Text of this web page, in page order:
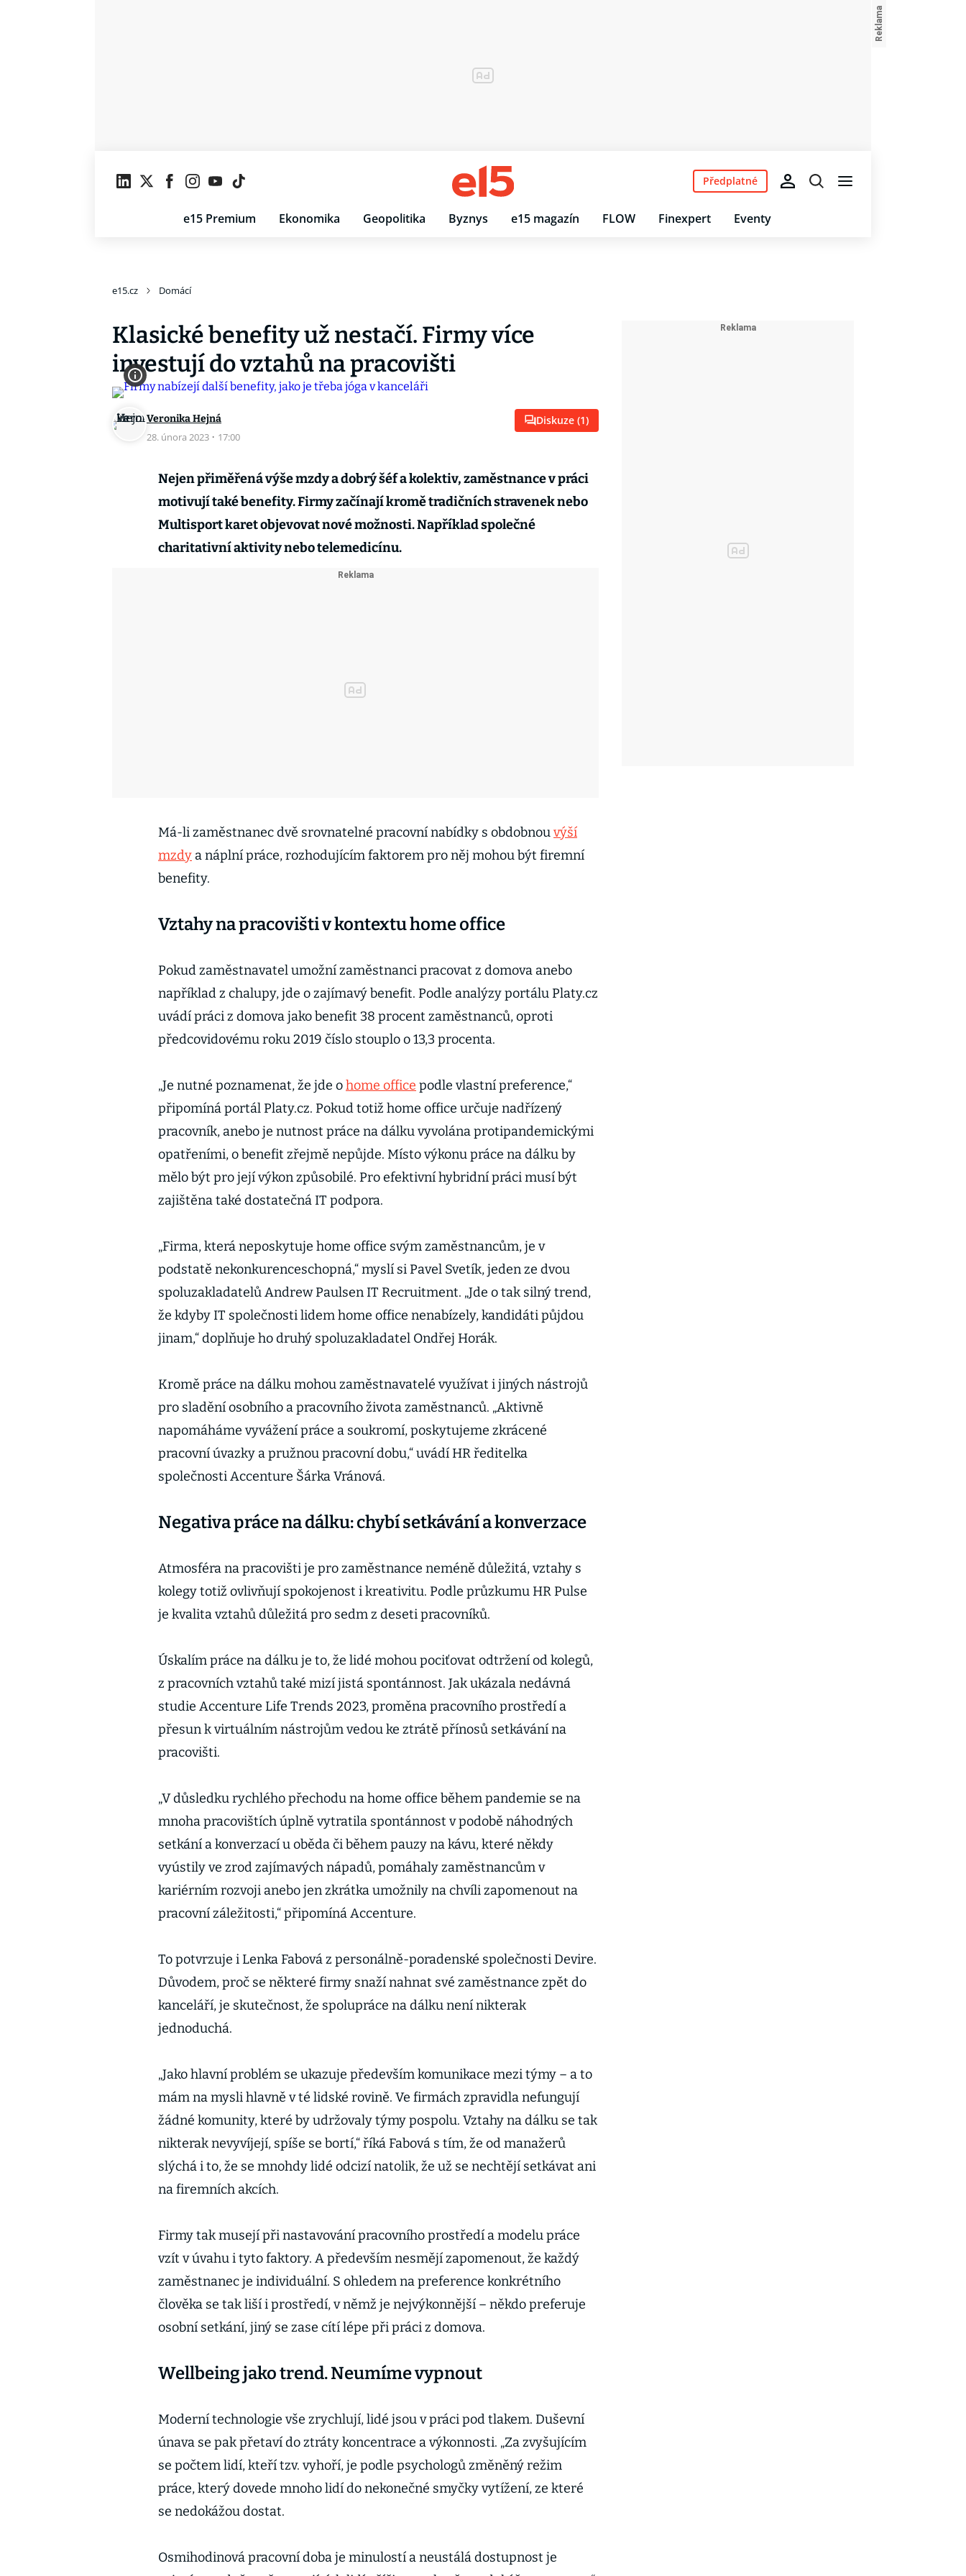
e15 Premium Ekonomika Geopolitika Byznys e15 magazín FLOW Finexpert Eventy
Předplatné
e15.cz Domácí
Klasické benefity už nestačí. Firmy více
investují do vztahů na pracovišti
Veronika Hejná
28. února 2023 · 17:00
Diskuze (1)
Nejen přiměřená výše mzdy a dobrý šéf a kolektiv, zaměstnance v práci
motivují také benefity. Firmy začínají kromě tradičních stravenek nebo
Multisport karet objevovat nové možnosti. Například společné
charitativní aktivity nebo telemedicínu.
Má-li zaměstnanec dvě srovnatelné pracovní nabídky s obdobnouvýší
mzdy a náplní práce, rozhodujícím faktorem pro něj mohou být firemní
benefity.
Vztahy na pracovišti v kontextu home office
Pokud zaměstnavatel umožní zaměstnanci pracovat z domova anebo
například z chalupy, jde o zajímavý benefit. Podle analýzy portálu Platy.cz
uvádí práci z domova jako benefit 38 procent zaměstnanců, oproti
předcovidovému roku 2019 číslo stouplo o 13,3 procenta.
„Je nutné poznamenat, že jde ohome office podle vlastní preference,“
připomíná portál Platy.cz. Pokud totiž home office určuje nadřízený
pracovník, anebo je nutnost práce na dálku vyvolána protipandemickými
opatřeními, o benefit zřejmě nepůjde. Místo výkonu práce na dálku by
mělo být pro její výkon způsobilé. Pro efektivní hybridní práci musí být
zajištěna také dostatečná IT podpora.
„Firma, která neposkytuje home office svým zaměstnancům, je v
podstatě nekonkurenceschopná,“ myslí si Pavel Svetík, jeden ze dvou
spoluzakladatelů Andrew Paulsen IT Recruitment. „Jde o tak silný trend,
že kdyby IT společnosti lidem home office nenabízely, kandidáti půjdou
jinam,“ doplňuje ho druhý spoluzakladatel Ondřej Horák.
Kromě práce na dálku mohou zaměstnavatelé využívat i jiných nástrojů
pro sladění osobního a pracovního života zaměstnanců. „Aktivně
napomáháme vyvážení práce a soukromí, poskytujeme zkrácené
pracovní úvazky a pružnou pracovní dobu,“ uvádí HR ředitelka
společnosti Accenture Šárka Vránová.
Negativa práce na dálku: chybí setkávání a konverzace
Atmosféra na pracovišti je pro zaměstnance neméně důležitá, vztahy s
kolegy totiž ovlivňují spokojenost i kreativitu. Podle průzkumu HR Pulse
je kvalita vztahů důležitá pro sedm z deseti pracovníků.
Úskalím práce na dálku je to, že lidé mohou pociťovat odtržení od kolegů,
z pracovních vztahů také mizí jistá spontánnost. Jak ukázala nedávná
studie Accenture Life Trends 2023, proměna pracovního prostředí a
přesun k virtuálním nástrojům vedou ke ztrátě přínosů setkávání na
pracovišti.
„V důsledku rychlého přechodu na home office během pandemie se na
mnoha pracovištích úplně vytratila spontánnost v podobě náhodných
setkání a konverzací u oběda či během pauzy na kávu, které někdy
vyústily ve zrod zajímavých nápadů, pomáhaly zaměstnancům v
kariérním rozvoji anebo jen zkrátka umožnily na chvíli zapomenout na
pracovní záležitosti,“ připomíná Accenture.
To potvrzuje i Lenka Fabová z personálně-poradenské společnosti Devire.
Důvodem, proč se některé firmy snaží nahnat své zaměstnance zpět do
kanceláří, je skutečnost, že spolupráce na dálku není nikterak
jednoduchá.
„Jako hlavní problém se ukazuje především komunikace mezi týmy – a to
mám na mysli hlavně v té lidské rovině. Ve firmách zpravidla nefungují
žádné komunity, které by udržovaly týmy pospolu. Vztahy na dálku se tak
nikterak nevyvíjejí, spíše se bortí,“ říká Fabová s tím, že od manažerů
slýchá i to, že se mnohdy lidé odcizí natolik, že už se nechtějí setkávat ani
na firemních akcích.
Firmy tak musejí při nastavování pracovního prostředí a modelu práce
vzít v úvahu i tyto faktory. A především nesmějí zapomenout, že každý
zaměstnanec je individuální. S ohledem na preference konkrétního
člověka se tak liší i prostředí, v němž je nejvýkonnější – někdo preferuje
osobní setkání, jiný se zase cítí lépe při práci z domova.
Wellbeing jako trend. Neumíme vypnout
Moderní technologie vše zrychlují, lidé jsou v práci pod tlakem. Duševní
únava se pak přetaví do ztráty koncentrace a výkonnosti. „Za zvyšujícím
se počtem lidí, kteří tzv. vyhoří, je podle psychologů změněný režim
práce, který dovede mnoho lidí do nekonečné smyčky vytížení, ze které
se nedokážou dostat.
Osmihodinová pracovní doba je minulostí a neustálá dostupnost je